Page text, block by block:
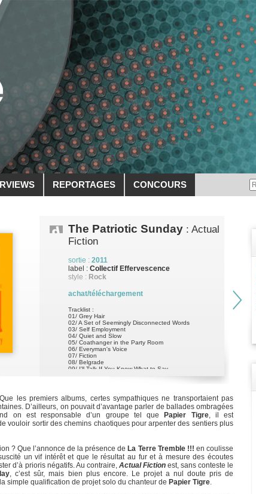
REPORTAGES CONCOURS
The Patriotic Sunday : Actual
Fiction
sortie : 2011
label : Collectif Effervescence
style : Rock
achat/téléchargement
Tracklist :
01/ Grey Hair
02/ A Set of Seemingly Disconnected Words
03/ Self Employment
04/ Quiet and Slow
05/ Coathanger in the Party Room
06/ Everyman's Voice
07/ Fiction
08/ Belgrade
09/ I'll Talk If You Know What to Say
les premiers albums, certes sympathiques ne transportaient pas
D’ailleurs, on pouvait d’avantage parler de ballades ombragées
on est responsable d’un groupe tel que
Papier Tigre, il est
vouloir sortir des chemins chaotiques pour arpenter des sentiers plus
? Que l’annonce de la présence de La Terre Tremble !!! en coulisse
un vif intérêt et que le résultat au fur et à mesure des écoutes
d’à prioris négatifs. Au contraire, Actual Fictionest, sans conteste le
, c’est sûr, mais bien plus encore. Le projet a nul doute pris de
simple qualification de projet solo du chanteur de Papier Tigre.